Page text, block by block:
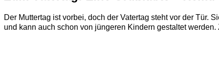
Der Muttertag ist vorbei, doch der Vatertag steht vor der Tür.
und kann auch schon von jüngeren Kindern gestaltet